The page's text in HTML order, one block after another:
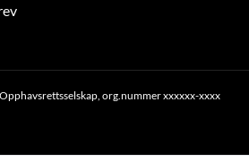
org.nummer xxxxxx-xxxx